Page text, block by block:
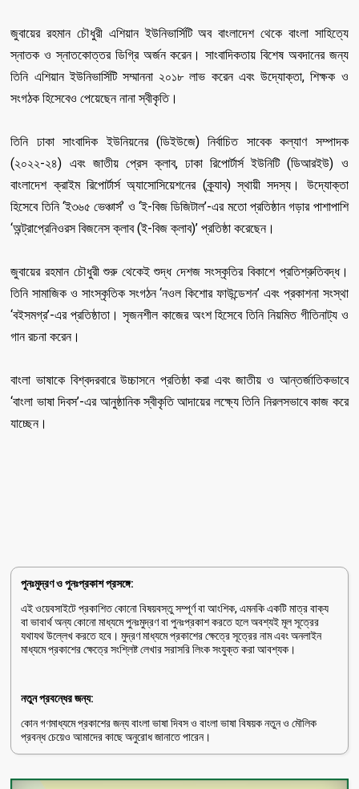
জুবায়ের রহমান চৌধুরী এশিয়ান ইউনিভার্সিটি অব বাংলাদেশ থেকে বাংলা সাহিত্যে
স্নাতক ও স্নাতকোত্তর ডিগ্রি অর্জন করেন। সাংবাদিকতায় বিশেষ অবদানের জন্য
তিনি এশিয়ান ইউনিভার্সিটি সম্মাননা ২০১৮ লাভ করেন এবং উদ্যোক্তা, শিক্ষক ও
সংগঠক হিসেবেও পেয়েছেন নানা স্বীকৃতি।
তিনি ঢাকা সাংবাদিক ইউনিয়নের (ডিইউজে) নির্বাচিত সাবেক কল্যাণ সম্পাদক
(২০২২-২৪) এবং জাতীয় প্রেস ক্লাব, ঢাকা রিপোর্টার্স ইউনিটি (ডিআরইউ) ও
বাংলাদেশ ক্রাইম রিপোর্টার্স অ্যাসোসিয়েশনের (ক্র্যাব) স্থায়ী সদস্য। উদ্যোক্তা
হিসেবে তিনি ‘ই৩৬৫ ভেঞ্চার্স’ ও ‘ই-বিজ ডিজিটাল’-এর মতো প্রতিষ্ঠান গড়ার পাশাপাশি
‘অন্ট্রাপ্রেনিওরস বিজনেস ক্লাব (ই-বিজ ক্লাব)’ প্রতিষ্ঠা করেছেন।
জুবায়ের রহমান চৌধুরী শুরু থেকেই শুদ্ধ দেশজ সংস্কৃতির বিকাশে প্রতিশ্রুতিবদ্ধ।
তিনি সামাজিক ও সাংস্কৃতিক সংগঠন ‘নওল কিশোর ফাউন্ডেশন’ এবং প্রকাশনা সংস্থা
‘বইসমগ্র’-এর প্রতিষ্ঠাতা। সৃজনশীল কাজের অংশ হিসেবে তিনি নিয়মিত গীতিনাট্য ও
গান রচনা করেন।
বাংলা ভাষাকে বিশ্বদরবারে উচ্চাসনে প্রতিষ্ঠা করা এবং জাতীয় ও আন্তর্জাতিকভাবে
‘বাংলা ভাষা দিবস’-এর আনুষ্ঠানিক স্বীকৃতি আদায়ের লক্ষ্যে তিনি নিরলসভাবে কাজ করে
যাচ্ছেন।
পুনঃমুদ্রণ ও পুনঃপ্রকাশ প্রসঙ্গে:
এই ওয়েবসাইটে প্রকাশিত কোনো বিষয়বস্তু সম্পূর্ণ বা আংশিক, এমনকি একটি মাত্র বাক্য
বা ভাবার্থ অন্য কোনো মাধ্যমে পুনঃমুদ্রণ বা পুনঃপ্রকাশ করতে হলে অবশ্যই মূল সূত্রের
যথাযথ উল্লেখ করতে হবে। মুদ্রণ মাধ্যমে প্রকাশের ক্ষেত্রে সূত্রের নাম এবং অনলাইন
মাধ্যমে প্রকাশের ক্ষেত্রে সংশ্লিষ্ট লেখার সরাসরি লিংক সংযুক্ত করা আবশ্যক।
নতুন প্রবন্ধের জন্য:
কোন গণমাধ্যমে প্রকাশের জন্য বাংলা ভাষা দিবস ও বাংলা ভাষা বিষয়ক নতুন ও মৌলিক
প্রবন্ধ চেয়েও আমাদের কাছে অনুরোধ জানাতে পারেন।